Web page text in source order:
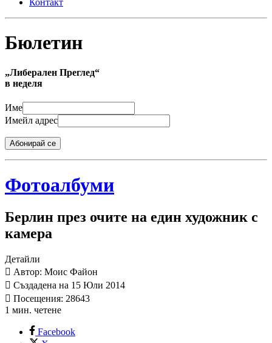
Контакт
Бюлетин
„Либерален Преглед“
в неделя
Име
Имейл адрес
Абонирай се
Фотоалбуми
Берлин през очите на един художник с
камера
Детайли
Автор: Моис Файон
Създадена на 15 Юли 2014
Посещения: 28643
1 мин. четене
Facebook